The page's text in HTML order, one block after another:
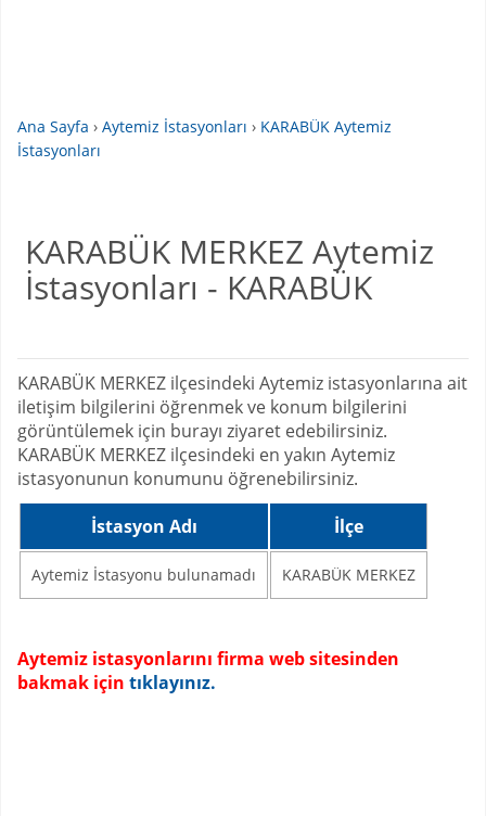
Ana Sayfa › Aytemiz İstasyonları › KARABÜK Aytemiz
İstasyonları
KARABÜK MERKEZ Aytemiz
İstasyonları - KARABÜK
KARABÜK MERKEZ ilçesindeki Aytemiz istasyonlarına ait
iletişim bilgilerini öğrenmek ve konum bilgilerini
görüntülemek için burayı ziyaret edebilirsiniz.
KARABÜK MERKEZ ilçesindeki en yakın Aytemiz
istasyonunun konumunu öğrenebilirsiniz.
İstasyon Adı
İlçe
Aytemiz İstasyonu bulunamadı KARABÜK MERKEZ
Aytemiz istasyonlarını firma web sitesinden
bakmak için tıklayınız.